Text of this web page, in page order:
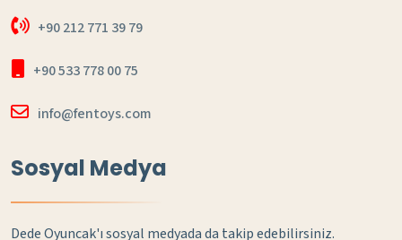
+90 212 771 39 79
+90 533 778 00 75
info@fentoys.com
Sosyal Medya
Dede Oyuncak'ı sosyal medyada da takip edebilirsiniz.